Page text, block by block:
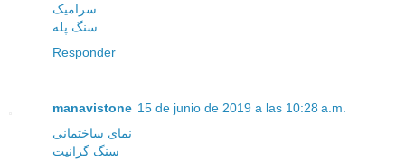
سرامیک
سنگ پله
Responder
manavistone 15 de junio de 2019 a las 10:28 a.m.
نمای ساختمانی
سنگ گرانیت